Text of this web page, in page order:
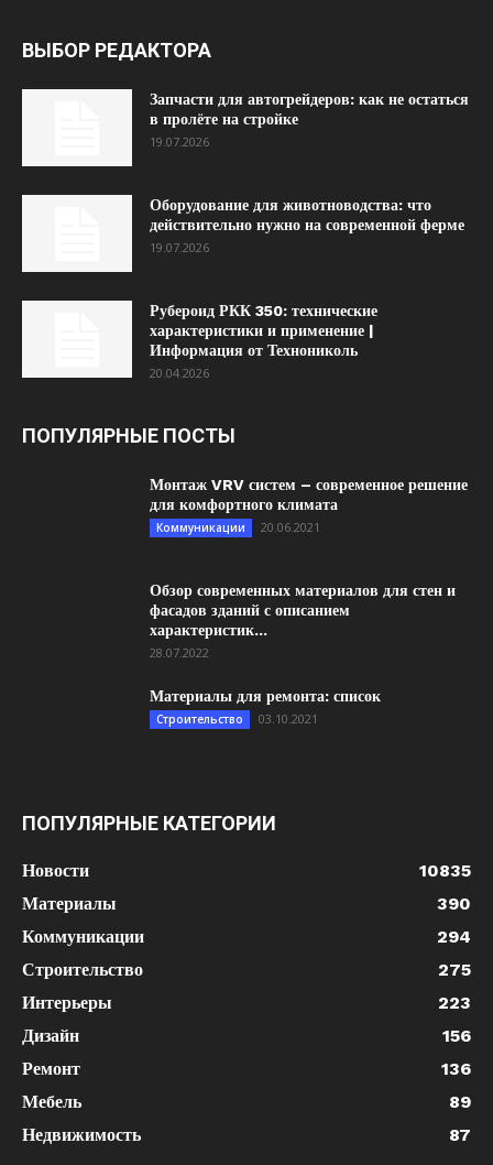
ВЫБОР РЕДАКТОРА
Запчасти для автогрейдеров: как не остаться
в пролёте на стройке
19.07.2026
Оборудование для животноводства: что
действительно нужно на современной ферме
19.07.2026
Рубероид РКК 350: технические
характеристики и применение |
Информация от Технониколь
20.04.2026
ПОПУЛЯРНЫЕ ПОСТЫ
Монтаж VRV систем – современное решение
для комфортного климата
Коммуникации 20.06.2021
Обзор современных материалов для стен и
фасадов зданий с описанием
характеристик...
28.07.2022
Материалы для ремонта: список
Строительство 03.10.2021
ПОПУЛЯРНЫЕ КАТЕГОРИИ
Новости
10835
Материалы
390
Коммуникации
294
Строительство
275
Интерьеры
223
Дизайн
156
Ремонт
136
Мебель
89
Недвижимость
87